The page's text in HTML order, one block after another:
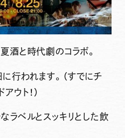
酒と時代劇のコラボ。
行われます。（すでにチ
ウト！）
ラベルとスッキリとした飲